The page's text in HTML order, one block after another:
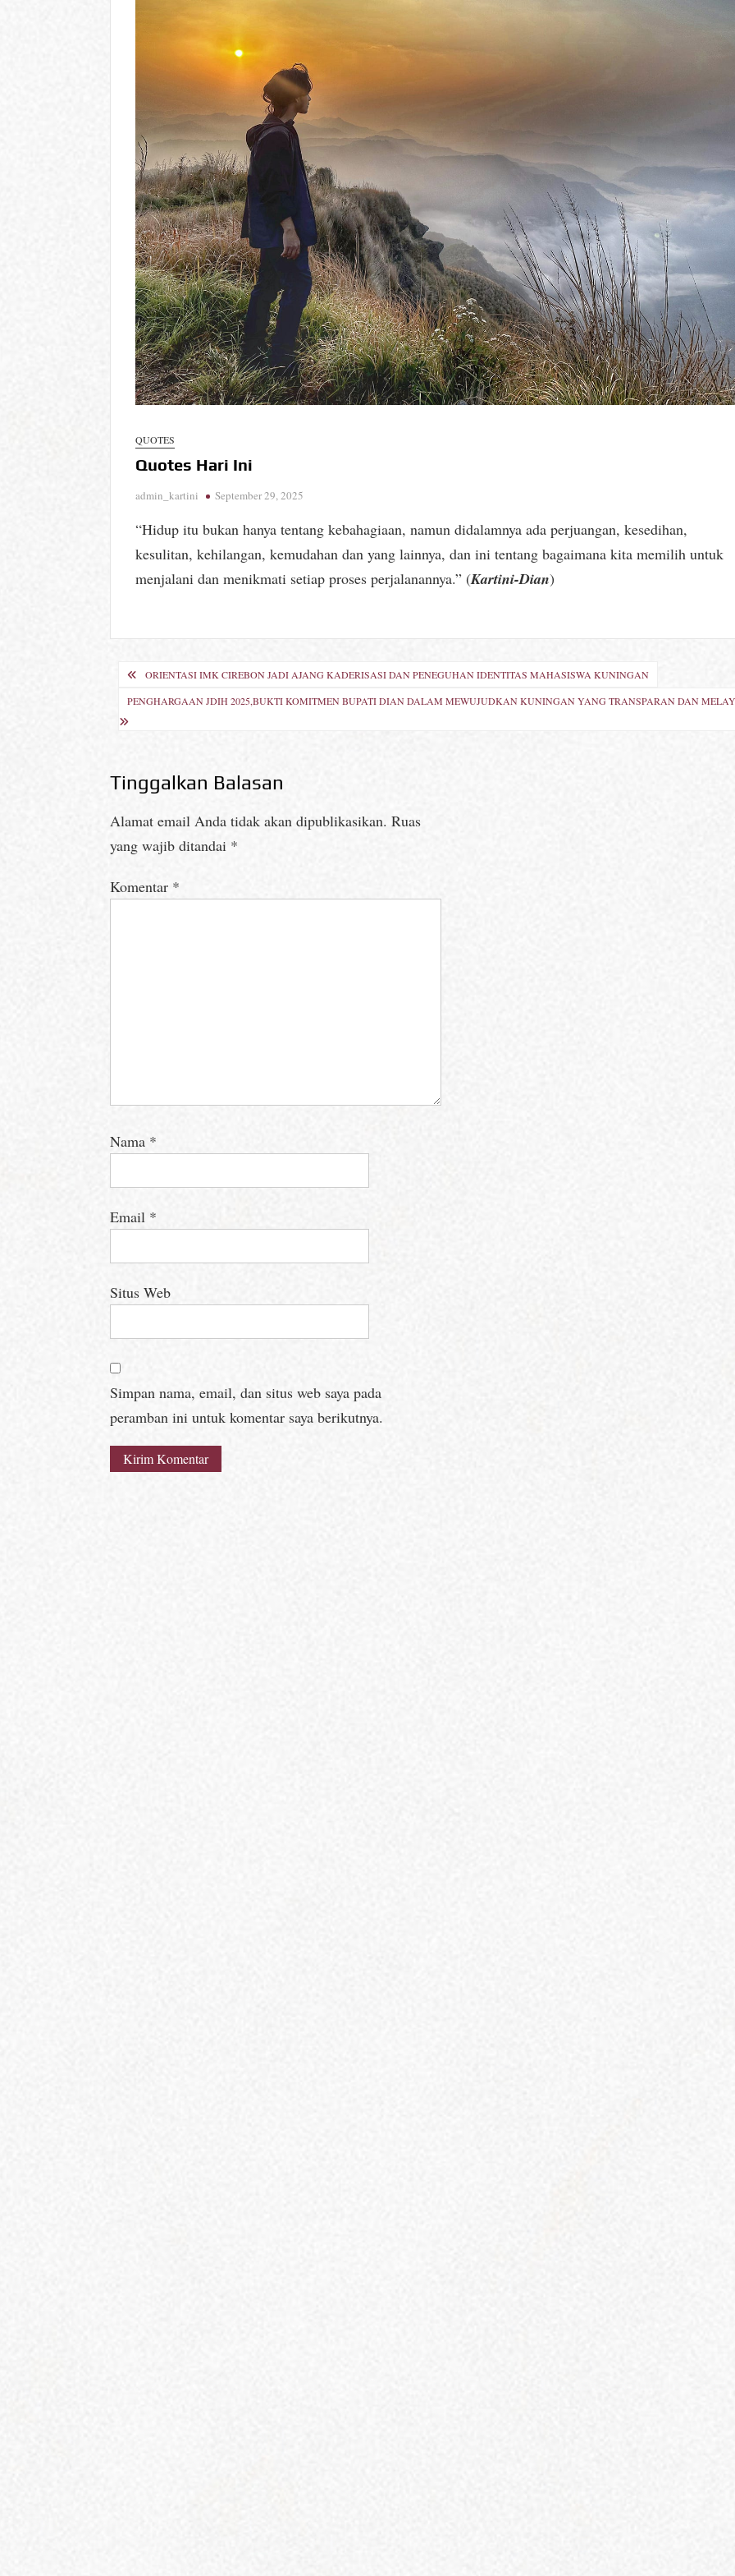
QUOTES
Quotes Hari Ini
admin_kartini September 29, 2025
“Hidup itu bukan hanya tentang kebahagiaan, namun didalamnya ada perjuangan, kesedihan,
kesulitan, kehilangan, kemudahan dan yang lainnya, dan ini tentang bagaimana kita memilih untuk
menjalani dan menikmati setiap proses perjalanannya.” (Kartini-Dian)
Navigasi
pos
ORIENTASI IMK CIREBON JADI AJANG KADERISASI DAN PENEGUHAN IDENTITAS MAHASISWA KUNINGAN
PENGHARGAAN JDIH 2025,BUKTI KOMITMEN BUPATI DIAN DALAM MEWUJUDKAN KUNINGAN YANG TRANSPARAN DAN
Tinggalkan Balasan
Alamat email Anda tidak akan dipublikasikan. Ruas
yang wajib ditandai *
Komentar *
Nama *
Email *
Situs Web
Simpan nama, email, dan situs web saya pada
peramban ini untuk komentar saya berikutnya.